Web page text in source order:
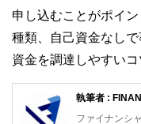
申し込むことがポイ
種類、自己資金なし
資金を調達しやすい
執筆者 :
ファイナンシ